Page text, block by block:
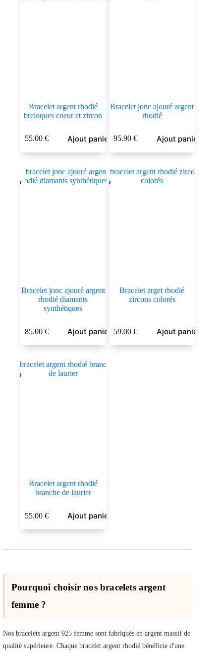
Bracelet argent rhodié
breloques coeur et zircon
55.00 € Ajout panier
Bracelet jonc ajouré argent
rhodié
95.90€ Ajout panier
Bracelet jonc ajouré argent
rhodié diamants
synthétiques
85.00 € Ajout panier
Bracelet arget rhodié
zircons colorés
59.00€ Ajout panier
Bracelet argent rhodié
branche de laurier
55.00 € Ajout panier
Pourquoi choisir nos bracelets argent
femme ?
Nos bracelets argent 925 femme sont fabriqués en argent massif de
qualité supérieure. Chaque bracelet argent rhodié bénéficie d'une